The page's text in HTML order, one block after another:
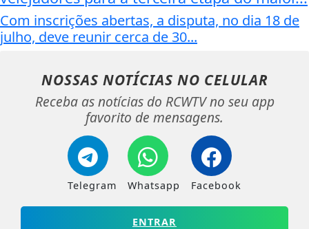
Com inscrições abertas, a disputa, no dia 18 de
julho, deve reunir cerca de 30...
NOSSAS NOTÍCIAS NO CELULAR
Receba as notícias do RCWTV no seu app
favorito de mensagens.
Telegram Whatsapp Facebook
ENTRAR